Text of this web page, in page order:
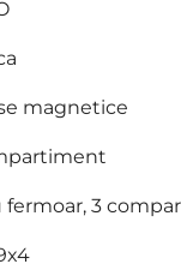
magnetice
fermoar, 3